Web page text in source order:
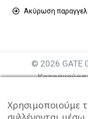
Ακύρωση
© 2026 GATE
Αριθμός
Χρησιμοποιούμε